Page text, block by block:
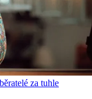
za tuhle